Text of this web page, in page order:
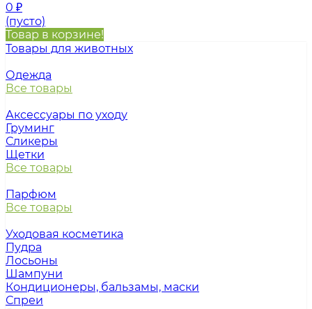
0 ₽
(пусто)
Товар в корзине!
Товары для животных
Одежда
Все товары
Аксессуары по уходу
Груминг
Сликеры
Щетки
Все товары
Парфюм
Все товары
Уходовая косметика
Пудра
Лосьоны
Шампуни
Кондиционеры, бальзамы, маски
Спреи